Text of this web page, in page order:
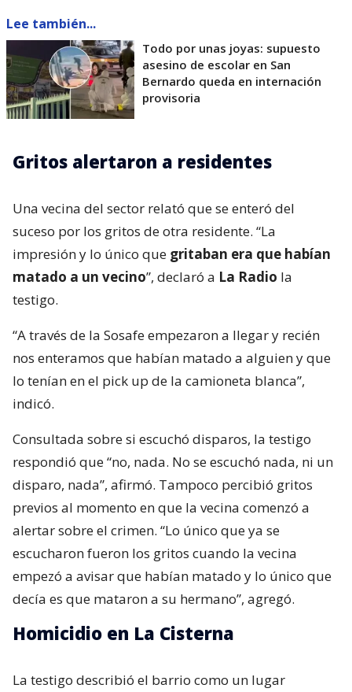
Lee también...
Todo por unas joyas: supuesto
asesino de escolar en San
Bernardo queda en internación
provisoria
Gritos alertaron a residentes
Una vecina del sector relató que se enteró del
suceso por los gritos de otra residente. “La
impresión y lo único que gritaban era que habían
matado a un vecino”, declaró a La Radio la
testigo.
“A través de la Sosafe empezaron a llegar y recién
nos enteramos que habían matado a alguien y que
lo tenían en el pick up de la camioneta blanca”,
indicó.
Consultada sobre si escuchó disparos, la testigo
respondió que “no, nada. No se escuchó nada, ni un
disparo, nada”, afirmó. Tampoco percibió gritos
previos al momento en que la vecina comenzó a
alertar sobre el crimen. “Lo único que ya se
escucharon fueron los gritos cuando la vecina
empezó a avisar que habían matado y lo único que
decía es que mataron a su hermano”, agregó.
Homicidio en La Cisterna
La testigo describió el barrio como un lugar